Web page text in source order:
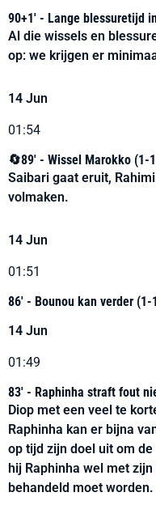
90+1' - Lange blessuretijd
Al die wissels en
op: we krijgen er
14 Jun
01:54
🔄89' - Wissel Marokko (1-
Saibari gaat eruit,
volmaken.
14 Jun
01:51
86' - Bounou kan verder (1-
14 Jun
01:49
83' - Raphinha straft fout
Diop met een veel te
Raphinha kan er bijna
op tijd zijn doel uit om
hij Raphinha wel met
behandeld moet worden.